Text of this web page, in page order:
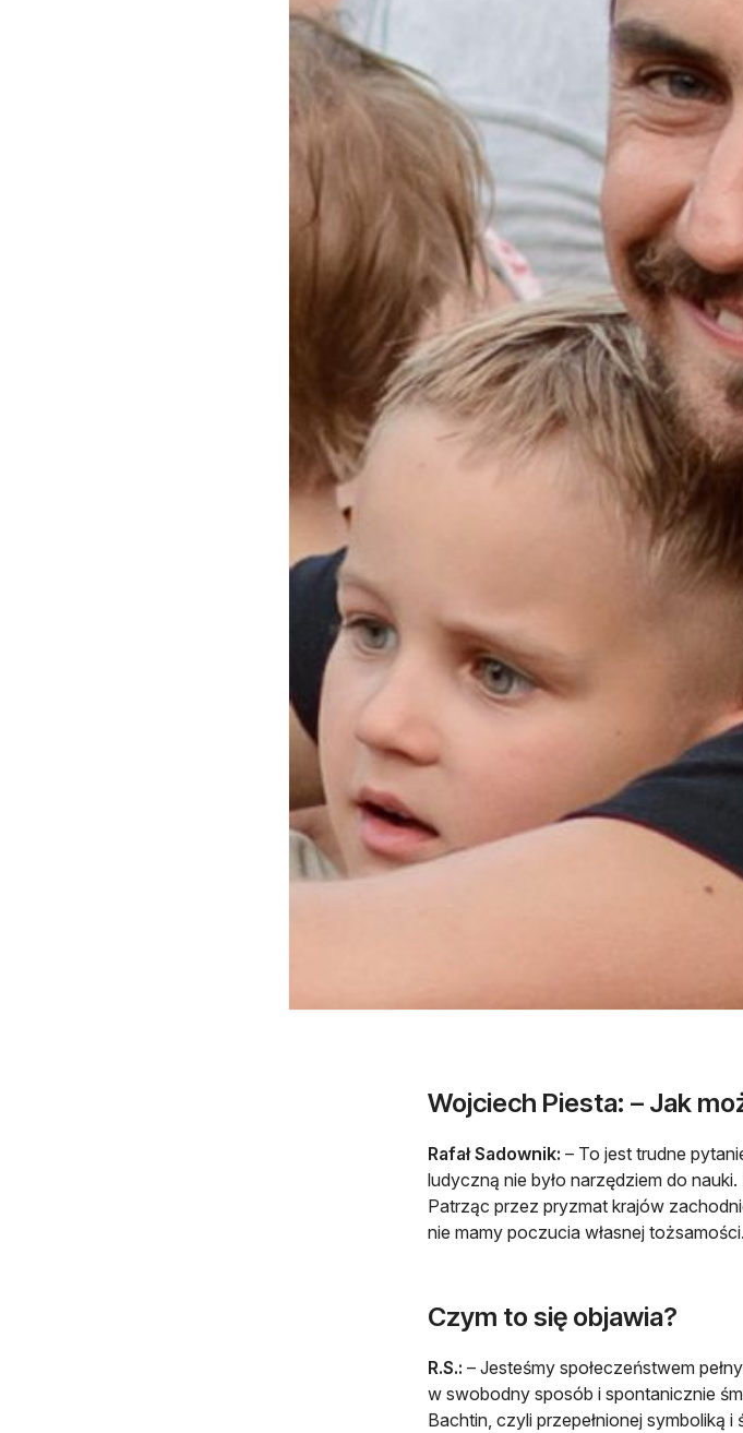
Wojciech Piesta: – Jak
Rafał Sadownik: – To jest trudne
ludyczną nie było narzędziem do
Patrząc przez pryzmat krajów
nie mamy poczucia własnej tożsamości.
Czym to się objawia?
R.S.: – Jesteśmy społeczeństwem
w swobodny sposób i spontanicznie
Bachtin, czyli przepełnionej symboliką